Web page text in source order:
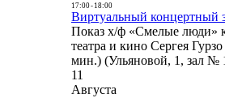
17:00- 18:00
Виртуальный концертный
Показ х/ф «Смелые люди»
театра и кино Сергея
мин.) (Ульяновой, 1, зал №
11
Августа